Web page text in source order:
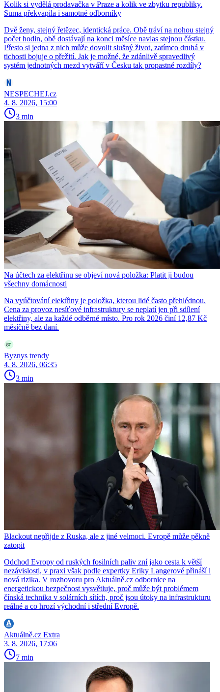
Kolik si vydělá prodavačka v Praze a kolik ve zbytku republiky.
Suma překvapila i samotné odborníky
Dvě ženy, stejný řetězec, identická práce. Obě tráví na nohou stejný
počet hodin, obě dostávají na konci měsíce navlas stejnou částku.
Přesto si jedna z nich může dovolit slušný život, zatímco druhá v
tichosti bojuje o přežití. Jak je možné, že zdánlivě spravedlivý
systém jednotných mezd vytváří v Česku tak propastné rozdíly?
NESPECHEJ.cz
4. 8. 2026, 15:00
3 min
Na účtech za elektřinu se objeví nová položka: Platit ji budou
všechny domácnosti
Na vyúčtování elektřiny je položka, kterou lidé často přehlédnou.
Cena za provoz nesíťové infrastruktury se neplatí jen při sdílení
elektřiny, ale za každé odběrné místo. Pro rok 2026 činí 12,87 Kč
měsíčně bez daní.
Byznys trendy
4. 8. 2026, 06:35
3 min
Blackout nepřijde z Ruska, ale z jiné velmoci. Evropě může pěkně
zatopit
Odchod Evropy od ruských fosilních paliv zní jako cesta k větší
nezávislosti, v praxi však podle expertky Eriky Langerové přináší i
nová rizika. V rozhovoru pro Aktuálně.cz odbornice na
energetickou bezpečnost vysvětluje, proč může být problémem
čínská technika v solárních sítích, proč jsou útoky na infrastrukturu
reálné a co hrozí východní i střední Evropě.
Aktuálně.cz Extra
3. 8. 2026, 17:06
7 min